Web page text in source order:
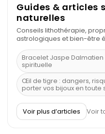
Guides & articles
naturelles
Conseils lithothérapie,
astrologiques et bien-être
Bracelet Jaspe
spirituelle
Œil de tigre : dangers,
porter vos bijoux en toute
À quel poignet porter un
Découvrez le scorpion et
Voir plus d’articles Voir